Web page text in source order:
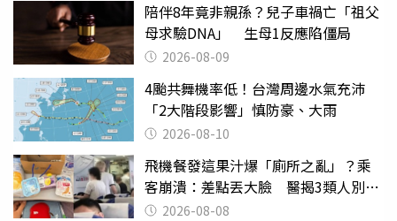
陪伴8年竟非親孫？兒子車禍亡「祖父
母求驗DNA」 生母1反應陷僵局
2026-08-09
4颱共舞機率低！台灣周邊水氣充沛
「2大階段影響」慎防豪、大雨
2026-08-10
飛機餐發這果汁爆「廁所之亂」？乘
客崩潰：差點丟大臉 醫揭3類人別亂
喝 2026-08-08